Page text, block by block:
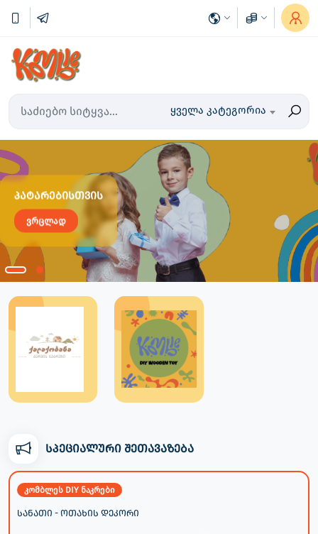
ყველა კატეგორია
პატარებისთვის
ვრცლად
სპეციალური შეთავაზება
კომბლეს DIY ნაკრები
სანათი - ოთახის დეკორი